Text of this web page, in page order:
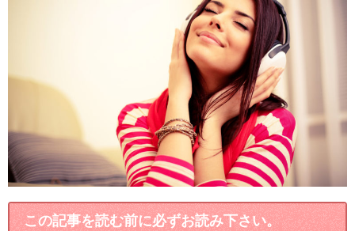
この記事を読む前に必ずお読み下さい。